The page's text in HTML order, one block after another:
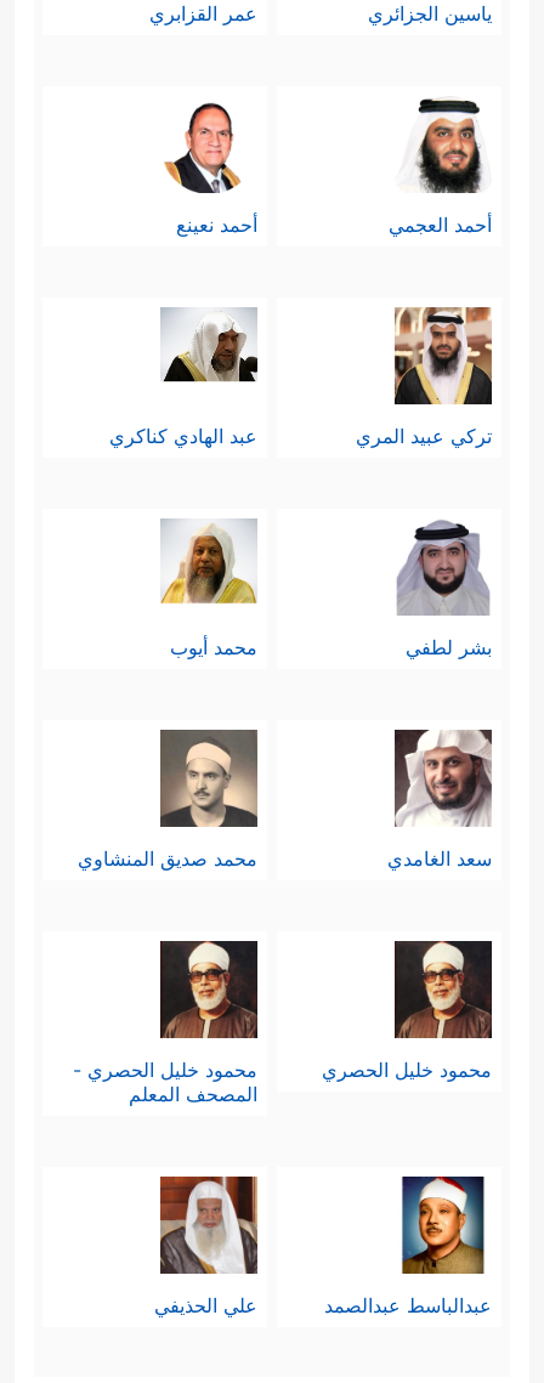
ياسين الجزائري عمر القزابري
أحمد العجمي أحمد نعينع
تركي عبيد المري عبد الهادي كناكري
بشر لطفي محمد أيوب
سعد الغامدي محمد صديق المنشاوي
محمود خليل الحصري
محمود خليل الحصري -
المصحف المعلم
عبدالباسط عبدالصمد علي الحذيفي